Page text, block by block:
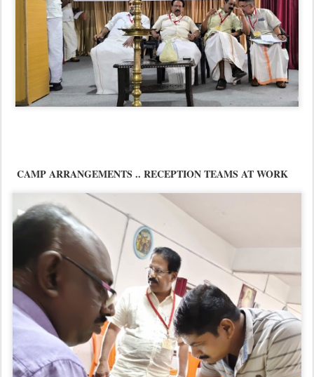
CAMP ARRANGEMENTS .. RECEPTION TEAMS AT WORK